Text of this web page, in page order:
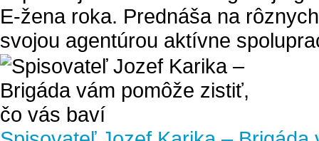
E-žena roka. Prednáša na
svojou agentúrou aktívne